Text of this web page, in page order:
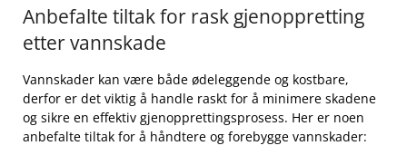
Anbefalte tiltak for rask gjenoppretting
etter ⁤vannskade
Vannskader kan være både ødeleggende og kostbare,
derfor‍ er det viktig å handle raskt for å minimere skadene⁤
og sikre en effektiv gjenopprettingsprosess. Her ⁢er⁤ noen
anbefalte tiltak for å håndtere og forebygge​ vannskader: